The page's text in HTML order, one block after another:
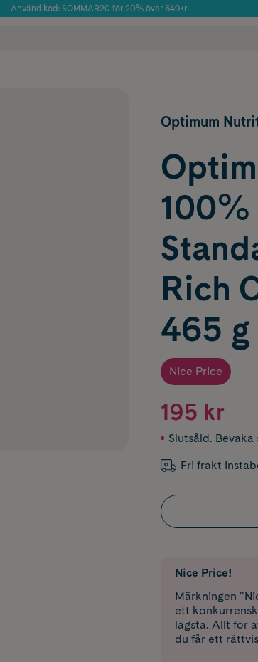
Använd kod: SOMMAR20 för 20% över 649kr
Optimum
Rich
465 g
Nice Price
195 kr
Slutsåld.
Fri frakt
Nice Price!
Märkningen
ett
lägsta. Allt för
du får ett